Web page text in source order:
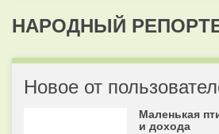
НАРОДНЫЙ
Новое от
Маленькая
и дохода